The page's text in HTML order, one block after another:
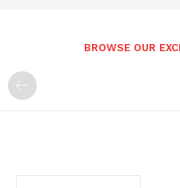
BROWSE OUR